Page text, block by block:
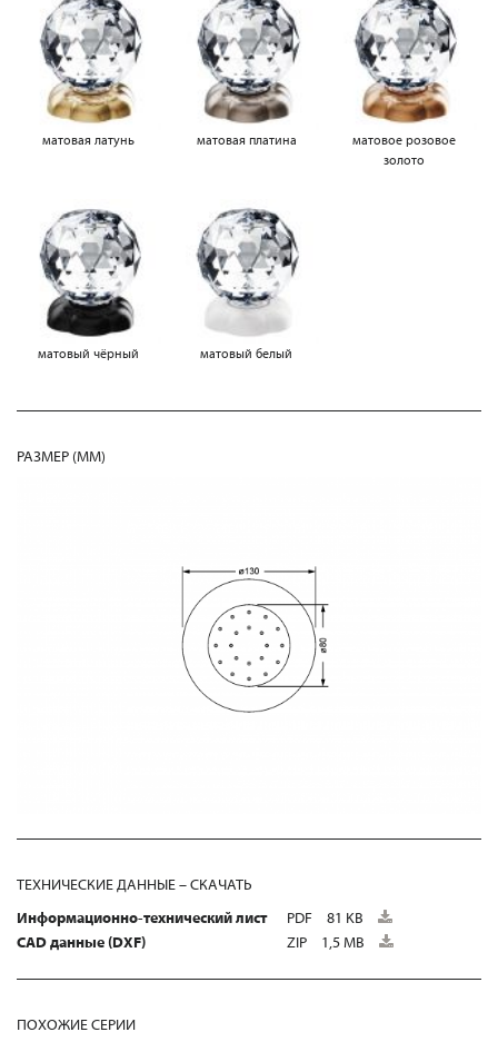
матовая латунь матовая платина
матовое розовое
золото
матовый чёрный матовый белый
РАЗМЕР (MM)
ТЕХНИЧЕСКИЕ ДАННЫЕ – СКАЧАТЬ
Информационно-технический лист
PDF
81 KB
CAD данные (DXF)
ZIP 1,5 MB
ПОХОЖИЕ СЕРИИ